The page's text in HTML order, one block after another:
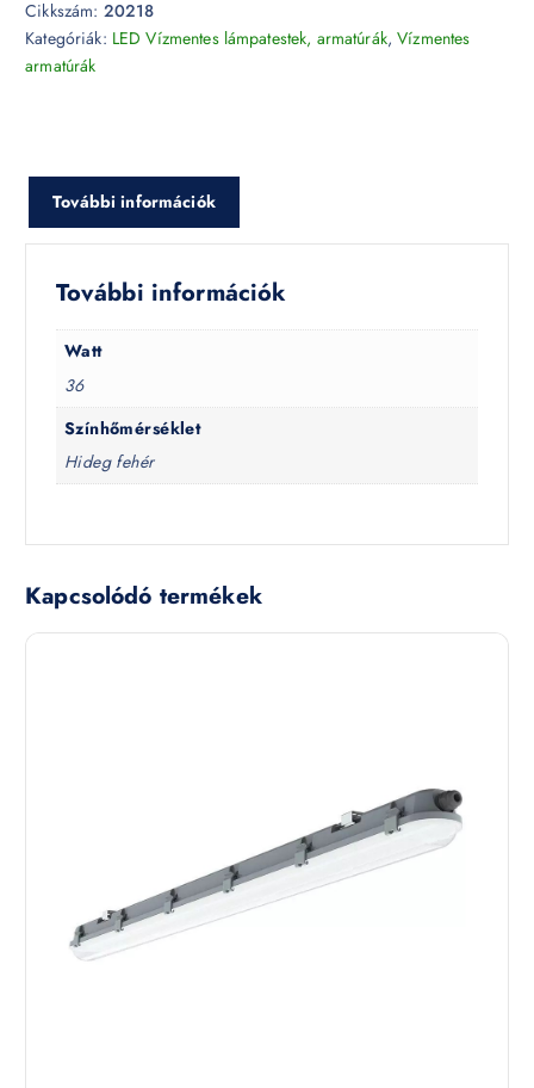
Cikkszám: 20218
Kategóriák: LED Vízmentes lámpatestek, armatúrák,Vízmentes
armatúrák
További információk
További információk
Watt
36
Színhőmérséklet
Hideg fehér
Kapcsolódó termékek